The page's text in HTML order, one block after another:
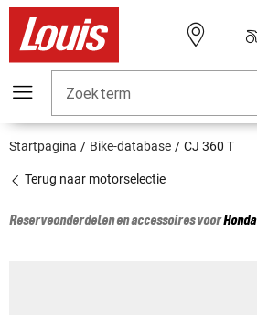
Zoekterm
Startpagina Bike-database CJ 360 T
Terug naar motorselectie
Reserveonderdelen en accessoires voorHonda